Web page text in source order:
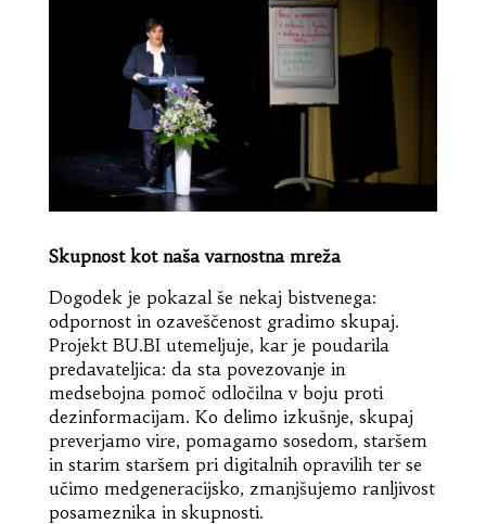
Skupnost kot naša varnostna mreža
Dogodek je pokazal še nekaj bistvenega:
odpornost in ozaveščenost gradimo skupaj.
Projekt BU.BI utemeljuje, kar je poudarila
predavateljica: da sta povezovanje in
medsebojna pomoč odločilna v boju proti
dezinformacijam. Ko delimo izkušnje, skupaj
preverjamo vire, pomagamo sosedom, staršem
in starim staršem pri digitalnih opravilih ter se
učimo medgeneracijsko, zmanjšujemo ranljivost
posameznika in skupnosti.